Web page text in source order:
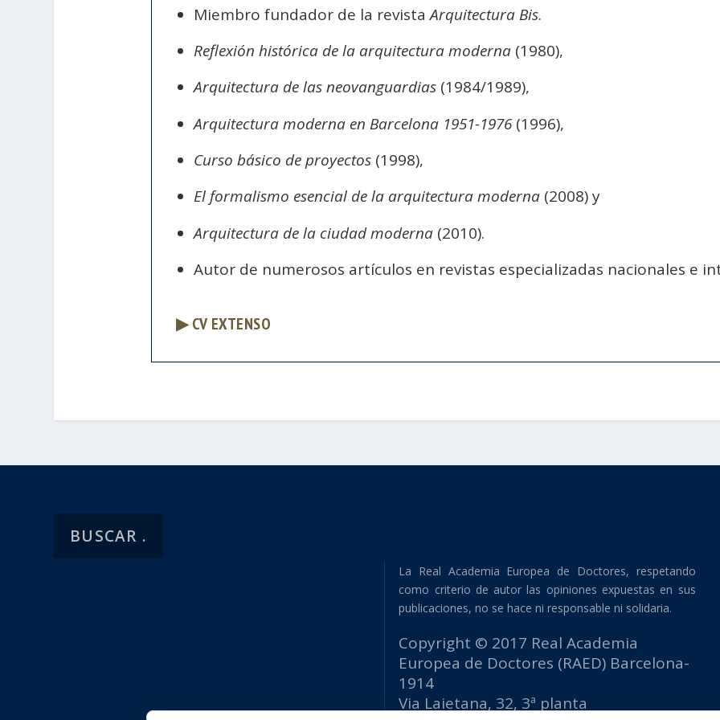
Miembro fundador de la revistaArquitectura Bis.
Reflexión histórica de la arquitectura moderna(1980),
Arquitectura de las neovanguardias(1984/1989),
Arquitectura moderna en Barcelona 1951-1976(1996),
Curso básico de proyectos(1998),
El formalismo esencial de la arquitectura moderna(2008) y
Arquitectura de la ciudad moderna(2010).
Autor de numerosos artículos en revistas especializadas nacionales e
▶ CV EXTENSO
La Real Academia Europea de Doctores, respetando
como criterio de autor las opiniones expuestas en sus
publicaciones, no se hace ni responsable ni solidaria.
Copyright © 2017 Real Academia
Europea de Doctores (RAED) Barcelona-
1914
Via Laietana, 32, 3ª planta